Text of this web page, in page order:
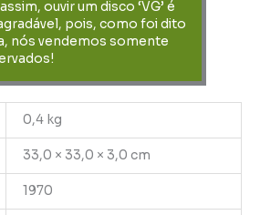
ouvir um disco ‘VG’ é
pois, como foi dito
nós vendemos somente
0,4 kg
33,0 × 33,0 × 3,0 cm
1970